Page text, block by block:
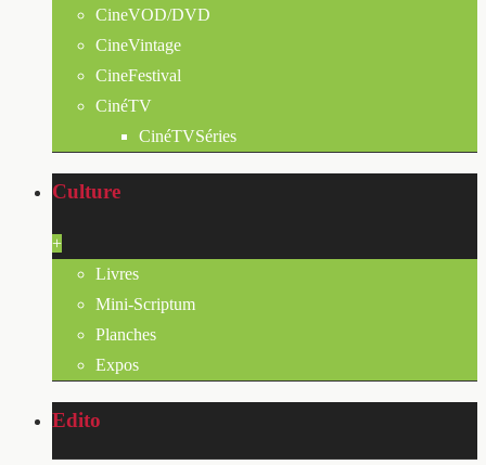
CineVOD/DVD
CineVintage
CineFestival
CinéTV
CinéTVSéries
Culture
+
Livres
Mini-Scriptum
Planches
Expos
Edito